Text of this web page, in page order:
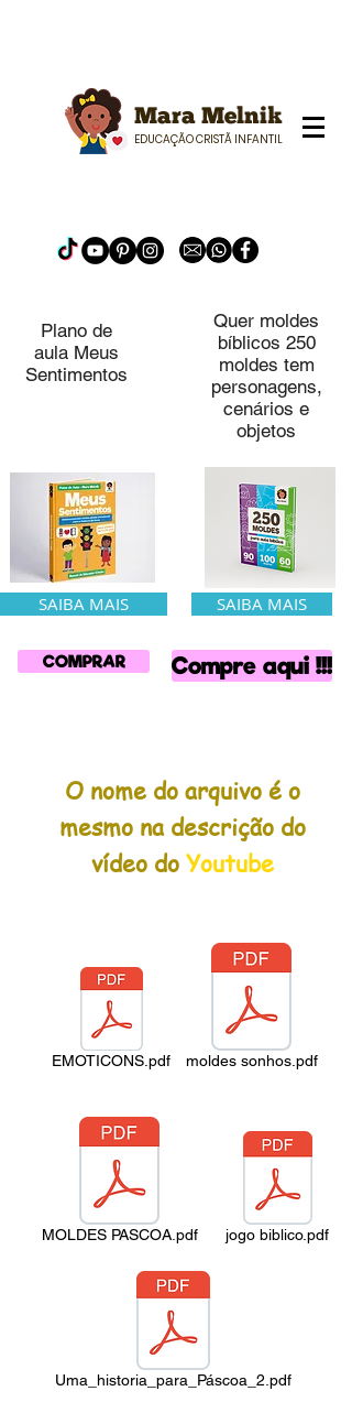
Mara Melnik
EDUCAÇÃO CRISTÃ INFANTIL
Plano de
aula Meus
Sentimentos
Quer moldes
bíblicos 250
moldes tem
personagens,
cenários e
objetos
SAIBA MAIS
COMPRAR
SAIBA MAIS
Compre aqui !!!
O nome do arquivo é o
mesmo na descrição do
vídeo do Youtube
moldes sonhos.pdf
EMOTICONS.pdf
MOLDES PASCOA.pdf jogo biblico.pdf
Uma_historia_para_Páscoa_2.pdf